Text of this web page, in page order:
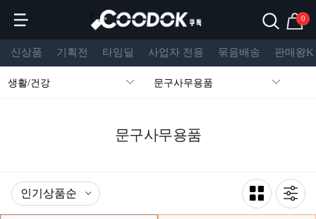
s 0
신상품 기획전 타임딜 사업자 전용 묶음배송 판매왕K
생활/건강 문구사무용품
문구사무용품